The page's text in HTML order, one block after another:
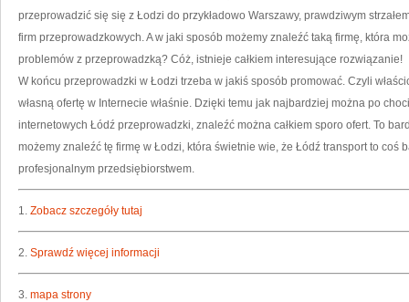
przeprowadzić się się z Łodzi do przykładowo Warszawy, prawdziwym
firm przeprowadzkowych. A w jaki sposób możemy znaleźć taką firmę, która
problemów z przeprowadzką? Cóż, istnieje całkiem interesujące rozwiązanie!
W końcu przeprowadzki w Łodzi trzeba w jakiś sposób promować. Czyli
własną ofertę w Internecie właśnie. Dzięki temu jak najbardziej można po
internetowych Łódź przeprowadzki, znaleźć można całkiem sporo ofert. To
możemy znaleźć tę firmę w Łodzi, która świetnie wie, że Łódź transport to coś
profesjonalnym przedsiębiorstwem.
1. Zobacz szczegóły tutaj
2. Sprawdź więcej informacji
3. mapa strony